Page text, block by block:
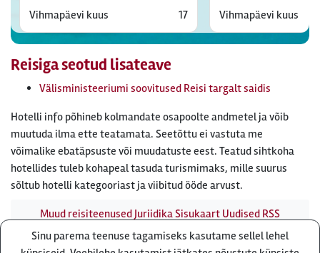
Vihmapäevi kuus
17
Vihmapäevi kuus
Reisiga seotud lisateave
Välisministeeriumi soovitused Reisi targalt saidis
Hotelli info põhineb kolmandate osapoolte andmetel ja võib
muutuda ilma ette teatamata. Seetõttu ei vastuta me
võimalike ebatäpsuste või muudatuste eest. Teatud sihtkoha
hotellides tuleb kohapeal tasuda turismimaks, mille suurus
sõltub hotelli kategooriast ja viibitud ööde arvust.
Muud reisiteenusedJuriidikaSisukaart Uudised RSS
uudisvoogFirmastÄrikliendileOtsi infot meie saidist
Sinu parema teenuse tagamiseks kasutame sellel lehel